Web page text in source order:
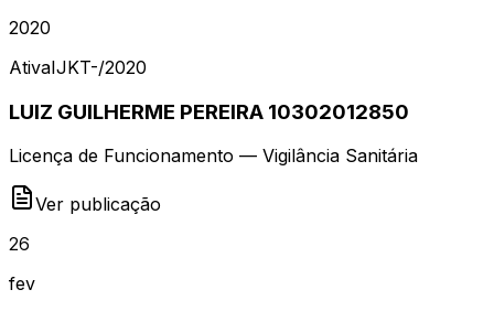
2020
AtivaIJKT-/2020
LUIZ GUILHERME PEREIRA 10302012850
Licença de Funcionamento — Vigilância Sanitária
Ver publicação
26
fev